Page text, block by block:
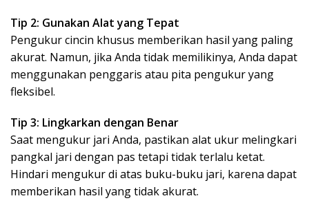
Tip 2: Gunakan Alat yang Tepat
Pengukur cincin khusus memberikan hasil yang paling
akurat. Namun, jika Anda tidak memilikinya, Anda dapat
menggunakan penggaris atau pita pengukur yang
fleksibel.
Tip 3: Lingkarkan dengan Benar
Saat mengukur jari Anda, pastikan alat ukur melingkari
pangkal jari dengan pas tetapi tidak terlalu ketat.
Hindari mengukur di atas buku-buku jari, karena dapat
memberikan hasil yang tidak akurat.